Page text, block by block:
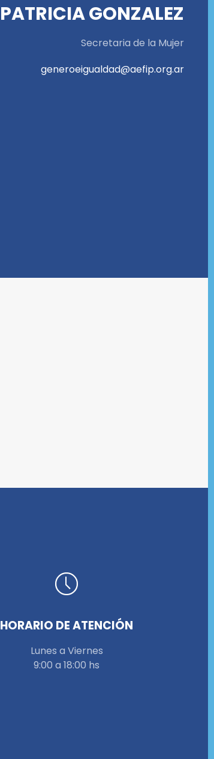
PATRICIA GONZALEZ
Secretaria de la Mujer
generoeigualdad@aefip.org.ar
HORARIO DE ATENCIÓN
Lunes a Viernes
9:00 a 18:00 hs